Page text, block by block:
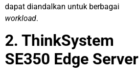
dapat diandalkan untuk berbagai
workload.
2. ThinkSystem
SE350 Edge Server